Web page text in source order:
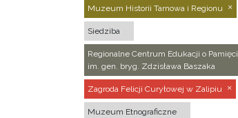
Muzeum Historii Tarnowa i Regionu
Siedziba
Regionalne Centrum Edukacji o Pamięci
im. gen. bryg. Zdzisława Baszaka
Zagroda Felicji Curyłowej w Zalipiu
Muzeum Etnograficzne